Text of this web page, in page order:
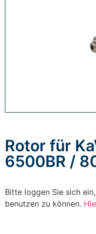
Rotor für
6500BR /
Bitte loggen Sie sich
benutzen zu können.